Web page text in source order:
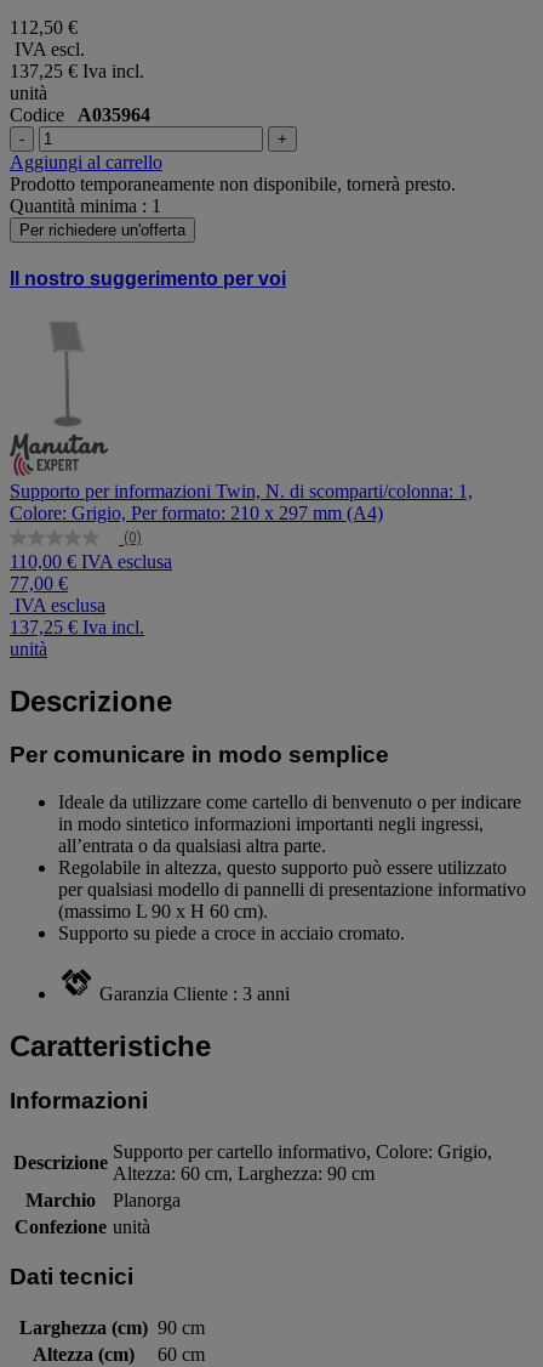
112,50 €
IVA escl.
137,25 € Iva incl.
unità
Codice A035964
- +
Aggiungi al carrello
Prodotto temporaneamente non disponibile, tornerà presto.
Quantità minima : 1
Per richiedere un'offerta
Il nostro suggerimento per voi
Supporto per informazioni Twin, N. di scomparti/colonna: 1,
Colore: Grigio, Per formato: 210 x 297 mm (A4)
Nessuna
valutazione
Stesso
link
alla
pagina.
(0)
110,00 € IVA esclusa
77,00 €
IVA esclusa
137,25 € Iva incl.
unità
Descrizione
Per comunicare in modo semplice
Ideale da utilizzare come cartello di benvenuto o per indicare
in modo sintetico informazioni importanti negli ingressi,
all’entrata o da qualsiasi altra parte.
Regolabile in altezza, questo supporto può essere utilizzato
per qualsiasi modello di pannelli di presentazione informativo
(massimo L 90 x H 60 cm).
Supporto su piede a croce in acciaio cromato.
Garanzia Cliente : 3 anni
Caratteristiche
Informazioni
Descrizione
Supporto per cartello informativo, Colore: Grigio,
Altezza: 60 cm, Larghezza: 90 cm
Marchio
Planorga
Confezione unità
Dati tecnici
Larghezza (cm) 90 cm
Altezza (cm)
60 cm